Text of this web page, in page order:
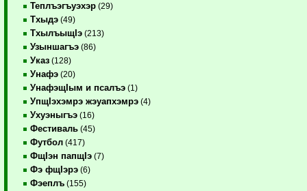
Теплъэгъуэхэр (29)
Тхыдэ (49)
ТхылъыщIэ (213)
Узыншагъэ (86)
Указ (128)
Унафэ (20)
УнафэщIым и псалъэ (1)
УпщIэхэмрэ жэуапхэмрэ (4)
Ухуэныгъэ (16)
Фестиваль (45)
Футбол (417)
ФщIэн папщIэ (7)
Фэ фщIэрэ (6)
Фэеплъ (155)